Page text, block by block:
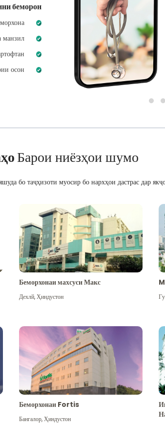
беморон
манзил
осон
Барои ниёзҳои шумо
бо таҷҳизоти муосир бо нархҳои дастрас дар
Беморхонаи махсуси Макс
Дехлй,Ҳиндустон
Беморхонаи Fortis
Бангалор,Ҳиндустон